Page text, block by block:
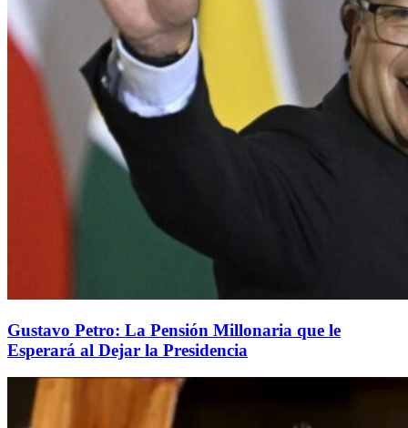
Gustavo Petro: La Pensión Millonaria que le
Esperará al Dejar la Presidencia